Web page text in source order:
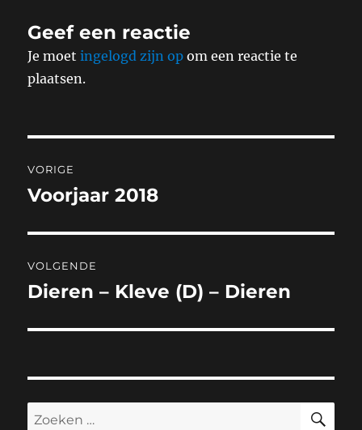
Geef een reactie
Je moetingelogd zijn op om een reactie te
plaatsen.
navigatie
VORIGE
Vorig
Voorjaar 2018
VOLGENDE
Volgend
Dieren – Kleve (D) – Dieren
Zoeken